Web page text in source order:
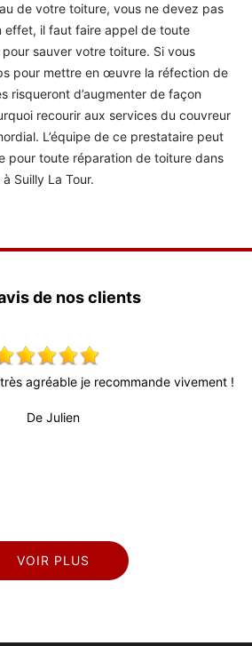
de votre toiture, vous ne devez pas
effet, il faut faire appel de toute
sauver votre toiture. Si vous
pour mettre en œuvre la réfection de
risqueront d’augmenter de façon
recourir aux services du couvreur
L’équipe de ce prestataire peut
pour toute réparation de toiture dans
Suilly La Tour.
de nos clients
agréable je recommande vivement !
De Julien
VOIR PLUS